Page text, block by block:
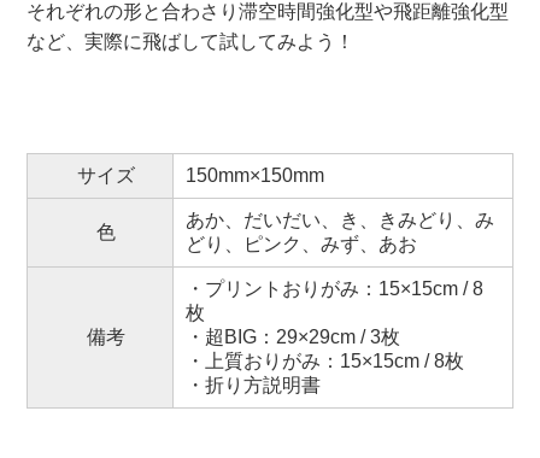
それぞれの形と合わさり滞空時間強化型や飛距離強化型
など、実際に飛ばして試してみよう！
サイズ 150mm×150mm
色
あか、だいだい、き、きみどり、み
どり、ピンク、みず、あお
備考
・プリントおりがみ：15×15cm / 8
枚
・超BIG：29×29cm / 3枚
・上質おりがみ：15×15cm / 8枚
・折り方説明書